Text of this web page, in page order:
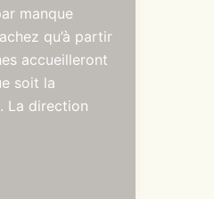
manque
qu’à partir
accueilleront
soit la
La direction